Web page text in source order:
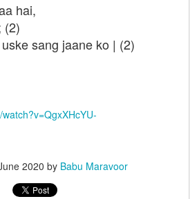
hai,
(2)
sang jaane ko | (2)
2020 by Babu Maravoor